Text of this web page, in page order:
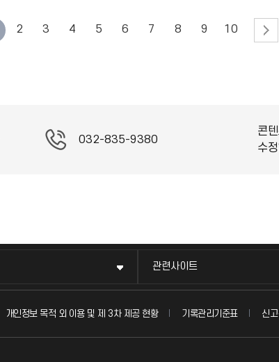
2 3 4 5 6 7 8 9 10
032-835-9380
콘
수
관련사이트
개인정보 목적 외 이용 및 제 3차 제공 현황 기록관리기준표 신